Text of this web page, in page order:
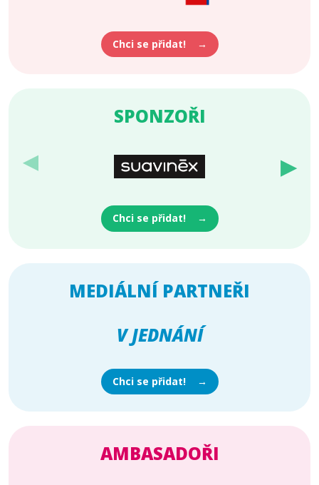
Chci se přidat!
SPONZOŘI
▶ ▶
Chci se přidat!
MEDIÁLNÍ PARTNEŘI
V JEDNÁNÍ
Chci se přidat!
AMBASADOŘI